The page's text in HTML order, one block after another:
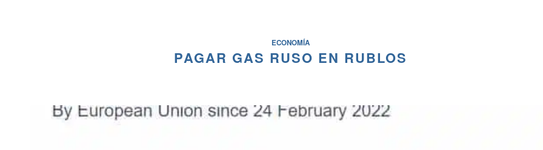
ECONOMÍA
PAGAR GAS RUSO EN RUBLOS